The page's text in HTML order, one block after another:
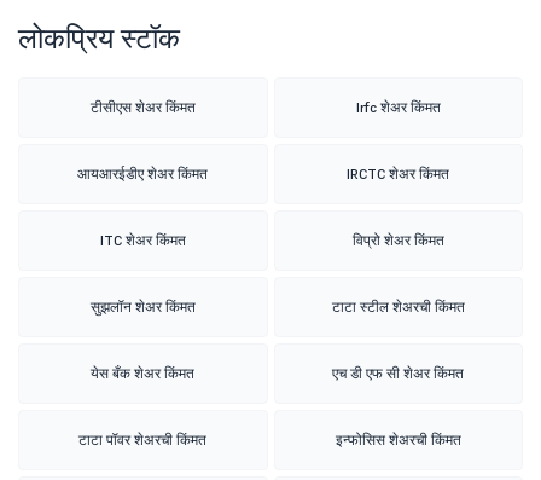
लोकप्रिय स्टॉक
टीसीएस शेअर किंमत Irfc शेअर किंमत
आयआरईडीए शेअर किंमत IRCTC शेअर किंमत
ITC शेअर किंमत विप्रो शेअर किंमत
सुझलॉन शेअर किंमत टाटा स्टील शेअरची किंमत
येस बँक शेअर किंमत एच डी एफ सी शेअर किंमत
टाटा पॉवर शेअरची किंमत इन्फोसिस शेअरची किंमत